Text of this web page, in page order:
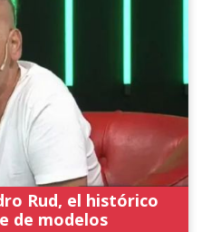
Rud, el histórico
de modelos